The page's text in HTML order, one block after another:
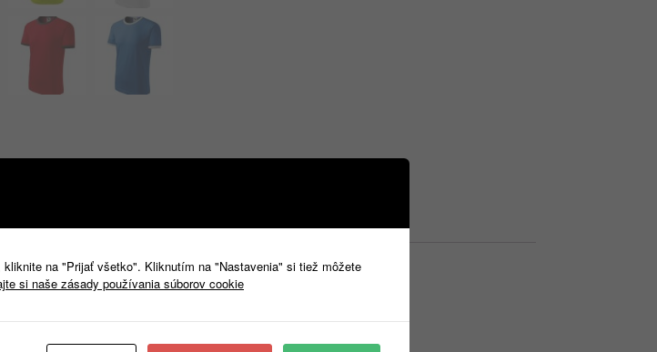
na "Prijať všetko". Kliknutím na "Nastavenia" si tiež môžete
si naše zásady používania súborov cookie